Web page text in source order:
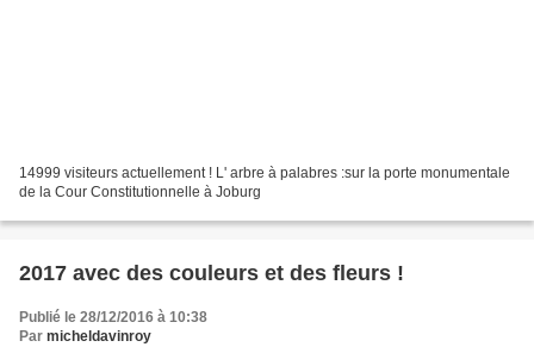
14999 visiteurs actuellement ! L' arbre à palabres :sur la porte monumentale
de la Cour Constitutionnelle à Joburg
2017 avec des couleurs et des fleurs !
Publié le 28/12/2016 à 10:38
Par micheldavinroy